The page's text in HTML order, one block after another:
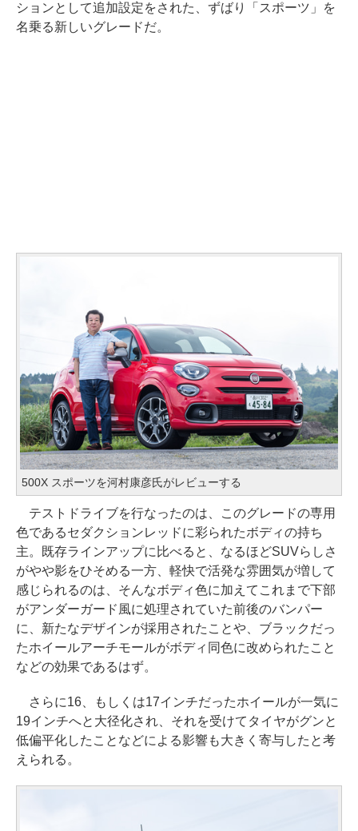
ションとして追加設定をされた、ずばり「スポーツ」を
名乗る新しいグレードだ。
500X スポーツを河村康彦氏がレビューする
テストドライブを行なったのは、このグレードの専用
色であるセダクションレッドに彩られたボディの持ち
主。既存ラインアップに比べると、なるほどSUVらしさ
がやや影をひそめる一方、軽快で活発な雰囲気が増して
感じられるのは、そんなボディ色に加えてこれまで下部
がアンダーガード風に処理されていた前後のバンパー
に、新たなデザインが採用されたことや、ブラックだっ
たホイールアーチモールがボディ同色に改められたこと
などの効果であるはず。
さらに16、もしくは17インチだったホイールが一気に
19インチへと大径化され、それを受けてタイヤがグンと
低偏平化したことなどによる影響も大きく寄与したと考
えられる。